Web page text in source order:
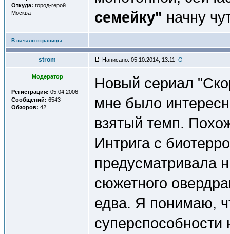
Откуда: город-герой
Москва
семейку" начну
В начало страницы
strom Написано: 05.10.2014, 13:11
Модератор
Регистрация: 05.04.2006
Сообщений: 6543
Обзоров: 42
Новый сериал
мне было
взятый темп.
Интрига с
предусматривала
сюжетного
едва. Я понимаю,
суперспособности